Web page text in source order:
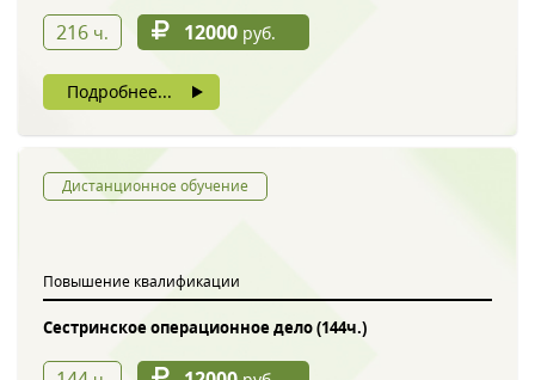
216 ч. 12000 руб.
Подробнее...
Дистанционное обучение
Повышение квалификации
Сестринское операционное дело (144ч.)